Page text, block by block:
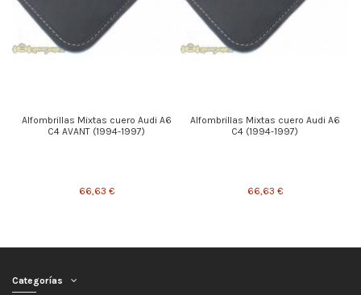
Alfombrillas Mixtas cuero Audi A6
C4 AVANT (1994-1997)
66,63 €
Alfombrillas Mixtas cuero Audi A6
C4 (1994-1997)
66,63 €
Categorías